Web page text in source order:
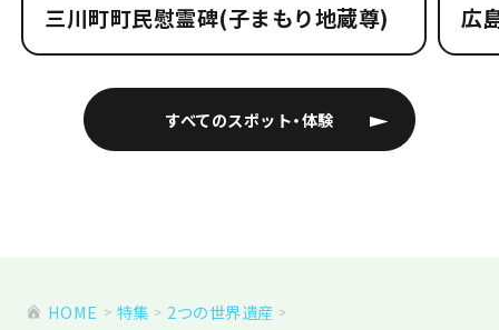
すべてのスポット・体験
三川町町民慰霊碑(子まもり地蔵尊) 広
HOME 特集
2つの世界遺産